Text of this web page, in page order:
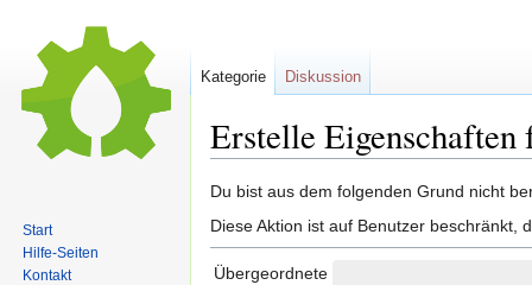
Erstelle
Zur
Navigation
springen
Zur
Suche
springen
Du bist aus dem folgenden Grund nicht
Diese Aktion ist auf Benutzer beschränkt,
Übergeordnete
Kategorie Diskussion
Start
Hilfe-Seiten
Kontakt